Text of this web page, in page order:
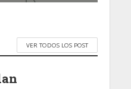
VER TODOS LOS POST